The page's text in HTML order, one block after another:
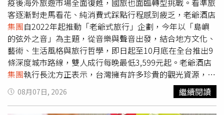
家「黑毛屋」及4家「牛舌佑介」，陸續進駐拓展台北南
西、永康街等重點商圈，擴大營收規模，為下半年營運成長
挹注動能。
疫後海外旅遊市場全面復甦，國旅也面臨轉型挑戰。看準旅
客逐漸對走馬看花、純消費式踩點行程感到疲乏，老爺酒店
集團自2022年起推動「老爺式旅行」企劃，今年以「島嶼
的弦外之音」為主題，從音樂與聲音出發，結合地方文化、
藝術、生活風格與旅行哲學，即日起至10月底在全台推出9
條深度城市路線，雙人成行每晚最低3,599元起。老爺酒店
集團執行長沈方正表示，台灣擁有許多珍貴的觀光資源，應
透過主題式旅行玩法，進一步發掘不同城市的面貌，翻轉旅
人對國旅的印象，相關深度旅遊內容也有機會成為吸引海外
旅客來台的特色行程，希望大家到每個城市，不只是體驗住
08月07日, 2026 繼續閱讀